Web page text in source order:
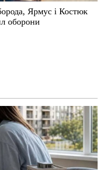
Ярмус і Костюк
оборони